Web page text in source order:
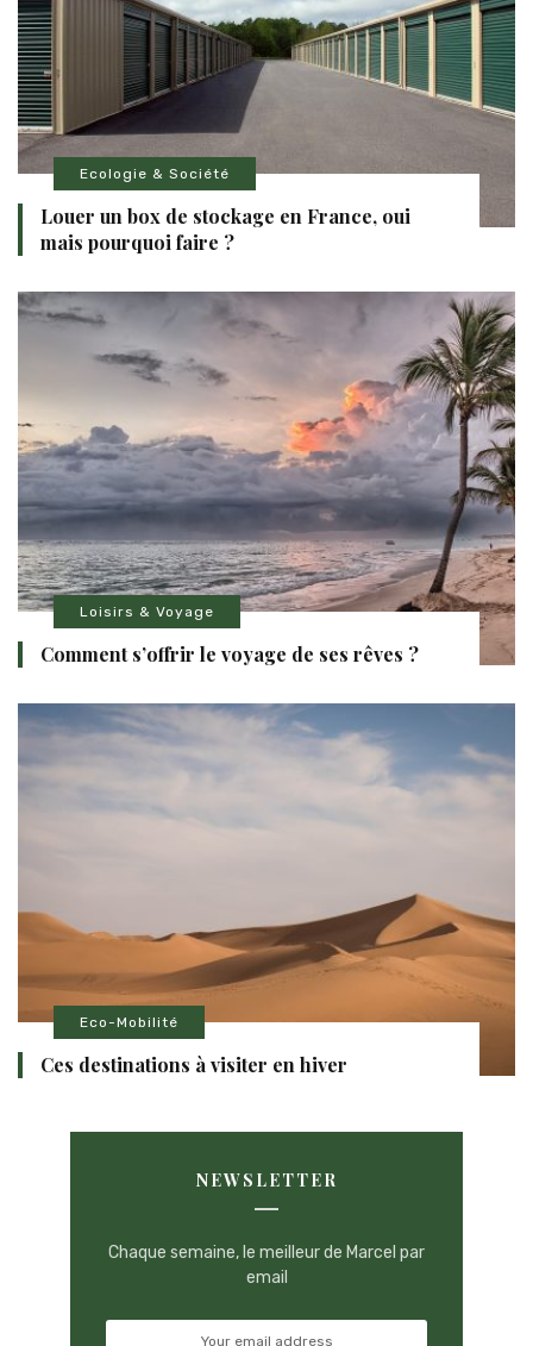
Ecologie & Société
Louer un box de stockage en France, oui
mais pourquoi faire ?
Loisirs & Voyage
Comment s’offrir le voyage de ses rêves ?
Eco-Mobilité
Ces destinations à visiter en hiver
NEWSLETTER
Chaque semaine, le meilleur de Marcel par
email